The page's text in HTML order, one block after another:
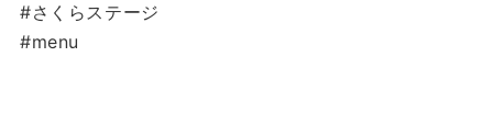
#さくらステージ
#menu